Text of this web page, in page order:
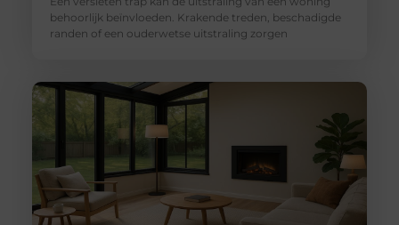
behoorlijk beïnvloeden. Krakende treden, beschadigde
randen of een ouderwetse uitstraling zorgen